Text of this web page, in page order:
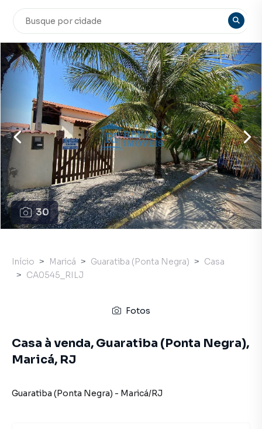
30
Início Maricá Guaratiba (Ponta Negra)
Casa
CA0545_RILJ
Fotos
Casa à venda, Guaratiba (Ponta Negra),
Maricá, RJ
Guaratiba (Ponta Negra) - Maricá/RJ